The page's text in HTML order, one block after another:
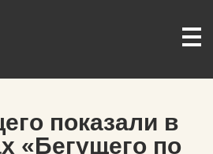
показали в
«Бегущего по